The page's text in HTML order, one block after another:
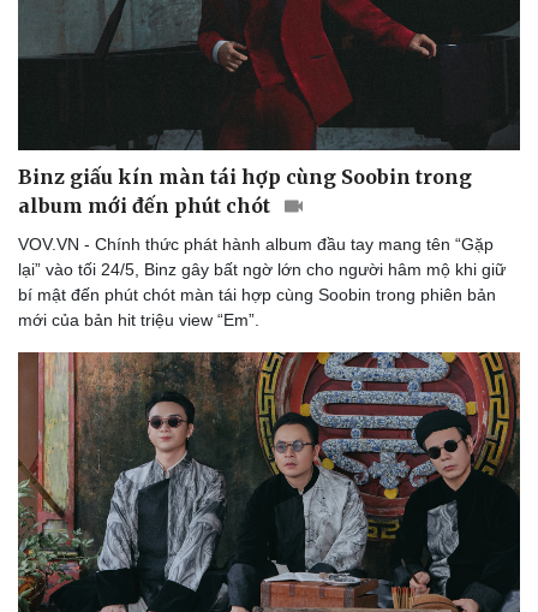
Thông tin doanh nghiệp
Doanh nghiệp 24h
Doanh nhân
Công nghệ
Sành điệu
Tin Công nghệ
Trải nghiệm
Binz giấu kín màn tái hợp cùng Soobin trong
album mới đến phút chót
VOV.VN - Chính thức phát hành album đầu tay mang tên “Gặp
lại” vào tối 24/5, Binz gây bất ngờ lớn cho người hâm mộ khi giữ
bí mật đến phút chót màn tái hợp cùng Soobin trong phiên bản
mới của bản hit triệu view “Em”.